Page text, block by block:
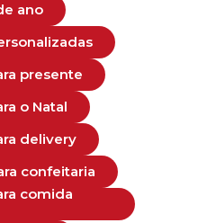
ano
presente
o Natal
delivery
confeitaria
comida